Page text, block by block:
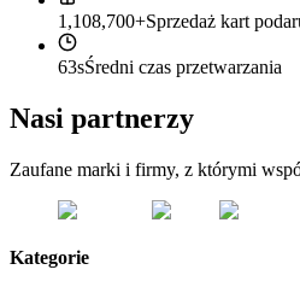
1,108,700+Sprzedaż kart
63sŚredni czas przetwarzania
Nasi partnerzy
Zaufane marki i firmy, z którymi
Kategorie